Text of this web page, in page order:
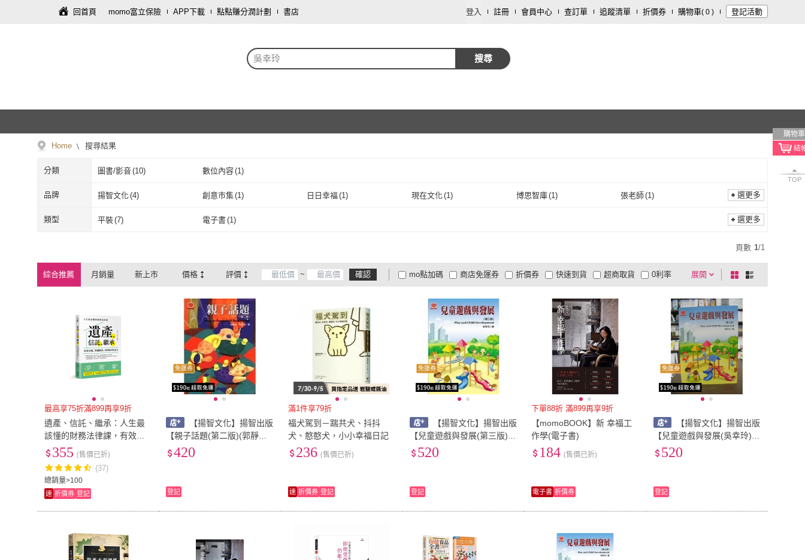
回首頁 momo富立保險 APP下載 點點賺分潤計劃 書店 登入 註冊 會員中心 查訂單 追蹤清單 折價券 購物車( 0 ) 登記活動
吳幸玲 搜尋
購物車
TOP
Home 搜尋結果
分類 圖書/影音(10) 數位內容(1)
品牌 揚智文化(4) 創意市集(1) 日日幸福(1) 現在文化(1) 博思智庫(1) 張老師(1)
易博士( momoBOOK
揚智文化 創意市集
取消 選更多
類型 平裝(7) 電子書(1) 選更多
頁數 1/1
綜合推薦 月銷量 新上市 價格 評價 ~ 確認 展開
折價券
有影片
商品有量 電視購物
mo點加碼 快速到貨 超商取貨
低溫宅配
大家電安心配
大家電快配
定期配/分次配
商店免運券 0利率
貨到付款 超商付款
5
及以上 3 及以上 1 及以上
棋
盤
式
列
最高享75折滿899再享9折
遺產、信託、繼承：人生最
該懂的財務法律課，有效分
配、爭議解決，幸福安享每
總銷量>100
355 (售價已折)
(37)
速 折價券 登記
免運券
【揚智文化】揚智出版
【親子話題(第二版)(郭靜
晃、吳幸玲)】(2001年1001)
420
登記
滿1件享79折
福犬駕到－踹共犬、抖抖
犬、憨憨犬，小小幸福日記
236 (售價已折)
速 折價券 登記
免運券
【揚智文化】揚智出版
【兒童遊戲與發展(第三版)
(吳幸玲)】(2018年1201)(A2
520
登記
下單88折 滿899再享9折
【momoBOOK】新 幸福工
作學(電子書)
184 (售價已折)
電子書 折價券
免運券
【揚智文化】揚智出版
【兒童遊戲與發展(吳幸玲)】
（2018年12月3版）
520
登記